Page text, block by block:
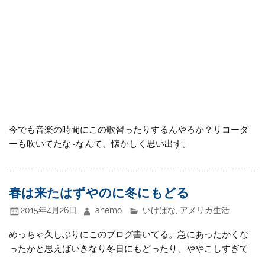
今でも音楽の時間にこの歌習ったりするんやろか？リコーダ
ーも吹いてたな~なんて、懐かしく思い出す。
春は来たはずやのに冬にもどる
2015年4月26日 anemo いけばな, アメリカ生活
めっちゃ久しぶりにこのブログ書いてる。急にあったかくな
ったかと思えばいきなり冬日にもどったり、ややこしすぎて